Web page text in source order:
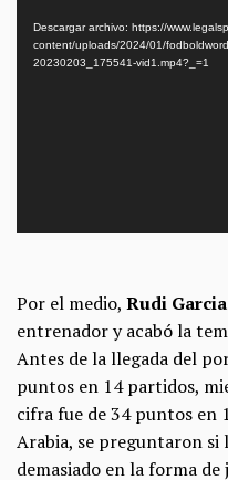
vídeo
Descargar archivo: https://
content/uploads/2024/01/
20230203_175541-vid1.mp4?_=1
Por el medio, Rudi Garcia
entrenador y acabó la
Antes de la llegada del
puntos en 14 partidos,
cifra fue de 34 puntos en
Arabia, se preguntaron si
demasiado en la forma de